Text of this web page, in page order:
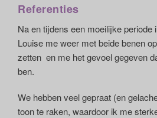
Referenties
Na en tijdens een moeilijke periode
Louise me weer met beide benen
zetten en me het gevoel gegeven
ben.
We hebben veel gepraat (en
toon te raken, waardoor ik me